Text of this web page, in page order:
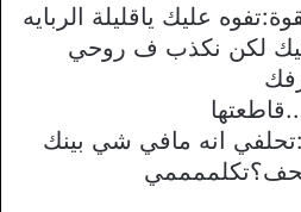
عليك ياقليلة الربايه
لكن نكذب ف روحي
انه مافي شي بينك